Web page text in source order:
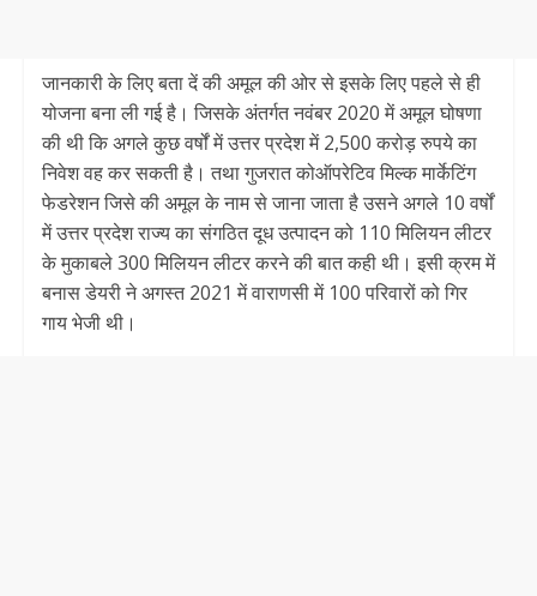
जानकारी के लिए बता दें की अमूल की ओर से इसके लिए पहले से ही
योजना बना ली गई है। जिसके अंतर्गत नवंबर 2020 में अमूल घोषणा
की थी कि अगले कुछ वर्षों में उत्तर प्रदेश में 2,500 करोड़ रुपये का
निवेश वह कर सकती है। तथा गुजरात कोऑपरेटिव मिल्क मार्केटिंग
फेडरेशन जिसे की अमूल के नाम से जाना जाता है उसने अगले 10 वर्षों
में उत्तर प्रदेश राज्य का संगठित दूध उत्पादन को 110 मिलियन लीटर
के मुकाबले 300 मिलियन लीटर करने की बात कही थी। इसी क्रम में
बनास डेयरी ने अगस्त 2021 में वाराणसी में 100 परिवारों को गिर
गाय भेजी थी।